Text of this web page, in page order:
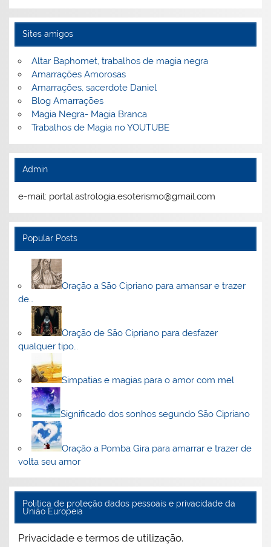
Sites amigos
Altar Baphomet, trabalhos de magia negra
Amarrações Amorosas
Amarrações, sacerdote Daniel
Blog Amarrações
Magia Negra- Magia Branca
Trabalhos de Magia no YOUTUBE
Admin
e-mail: portal.astrologia.esoterismo@gmail.com
Popular Posts
Oração a São Cipriano para amansar e trazer
de…
Oração de São Cipriano para desfazer
qualquer tipo…
Simpatias e magias para o amor com mel
Significado dos sonhos segundo São Cipriano
Oração a Pomba Gira para amarrar e trazer de
volta seu amor
Politica de proteção dados pessoais e privacidade da
União Europeia
Privacidade e termos de utilização.